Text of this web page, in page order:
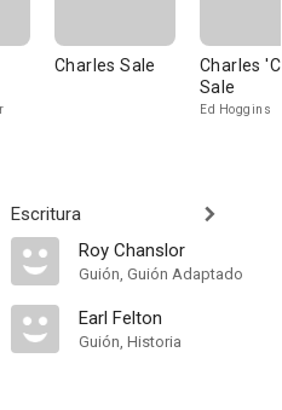
Charles Sale
Charles
Sale
Ed Hoggins
Escritura
Roy Chanslor
Guión, Guión Adaptado
Earl Felton
Guión, Historia